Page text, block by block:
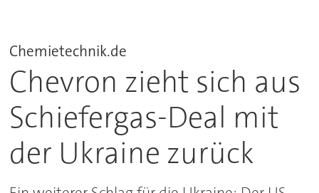
Chemietechnik.de
Chevron zieht sich aus
Schiefergas-Deal mit
der Ukraine zurück